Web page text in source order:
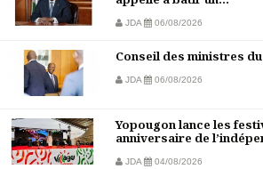
JDA 06/08/2026
Conseil des ministres du
JDA 06/08/2026
Yopougon lance les
anniversaire de
JDA 04/08/2026